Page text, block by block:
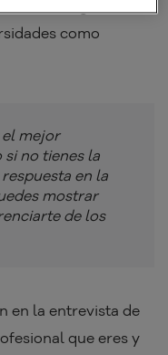
como
el mejor
no tienes la
en la
mostrar
de los
en la entrevista de
que eres y